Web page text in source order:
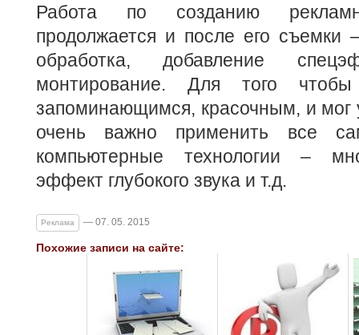
Работа по созданию
продолжается и после его съемки
обработка, добавление
монтирование. Для того
запоминающимся, красочным, и мог
очень важно применить все
компьютерные технологии –
эффект глубокого звука и т.д.
Реклама — 07. 05. 2015
Похожие записи на сайте: